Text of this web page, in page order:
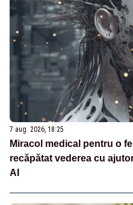
7 aug. 2026, 18:25
Miracol medical pentru o
recăpătat vederea cu
AI